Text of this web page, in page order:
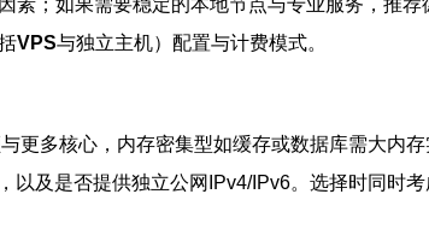
素；如果需要稳定的本地节点与专业服务，推
VPS与独立主机）配置与计费模式。
更多核心，内存密集型如缓存或数据库需大内
及是否提供独立公网IPv4/IPv6。选择时同时